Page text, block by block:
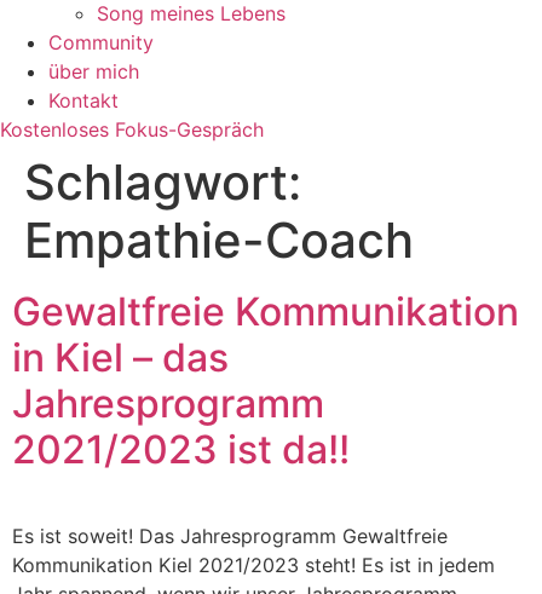
Song meines Lebens
Community
über mich
Kontakt
Kostenloses Fokus-Gespräch
Schlagwort:
Empathie-Coach
Gewaltfreie Kommunikation
in Kiel – das
Jahresprogramm
2021/2023 ist da!!
Es ist soweit! Das Jahresprogramm Gewaltfreie
Kommunikation Kiel 2021/2023 steht! Es ist in jedem